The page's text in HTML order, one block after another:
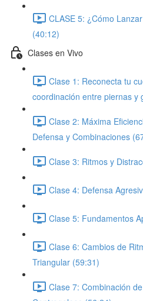
CLASE 5: ¿Cómo
(40:12)
Clases en Vivo
Clase 1: Reconecta tu
coordinación entre piernas y
Clase 2: Máxima
Defensa y Combinaciones
Clase 3: Ritmos y
Clase 4: Defensa
Clase 5: Fundamentos
Clase 6: Cambios de
Triangular (59:31)
Clase 7: Combinación